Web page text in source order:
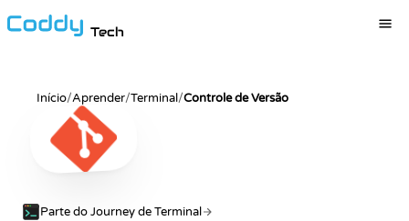
Tech
Início/Aprender/Terminal/Controle de Versão
Parte do Journey de Terminal